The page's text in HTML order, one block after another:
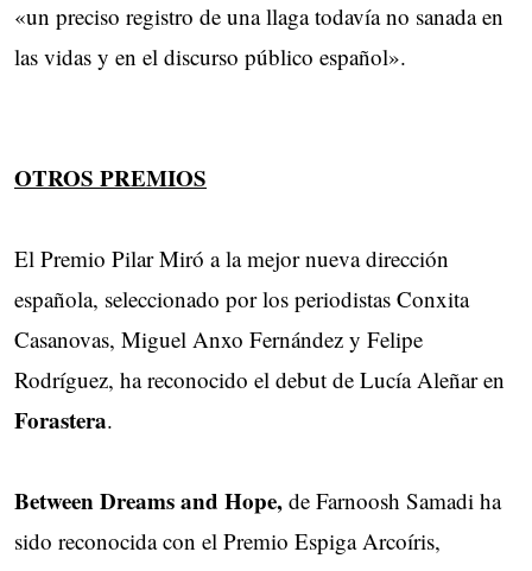
«un preciso registro de una llaga todavía no sanada en
las vidas y en el discurso público español».
OTROS PREMIOS
El Premio Pilar Miró a la mejor nueva dirección
española, seleccionado por los periodistas Conxita
Casanovas, Miguel Anxo Fernández y Felipe
Rodríguez, ha reconocido el debut de Lucía Aleñar en
Forastera.
Between Dreams and Hope, de Farnoosh Samadi ha
sido reconocida con el Premio Espiga Arcoíris,